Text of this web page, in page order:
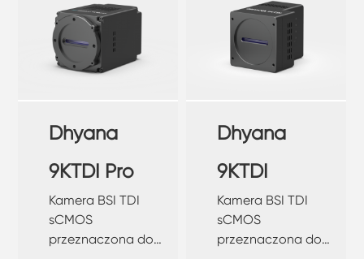
Dhyana
9KTDI Pro
Kamera BSI TDI
sCMOS
przeznaczona do
Dhyana
9KTDI
Kamera BSI TDI
sCMOS
przeznaczona do